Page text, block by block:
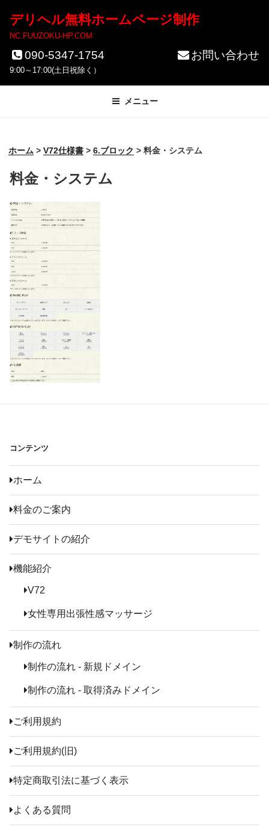
ツ
デリヘル無料ホームページ制作
NC.FUUZOKU-HP.COM
090-5347-1754
9:00～17:00(土日祝除く）
お問い合わせ
メニュー
ホーム > V72仕様書 > 6.ブロック > 料金・システム
料金・システム
コンテンツ
ホーム
料金のご案内
デモサイトの紹介
機能紹介
V72
女性専用出張性感マッサージ
制作の流れ
制作の流れ - 新規ドメイン
制作の流れ - 取得済みドメイン
ご利用規約
ご利用規約(旧)
特定商取引法に基づく表示
よくある質問